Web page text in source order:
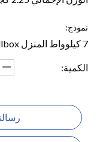
نموذج:
7 كيلوواط المنزل ev wallbox مع شاحن الكابل/المقبس
الكمية: